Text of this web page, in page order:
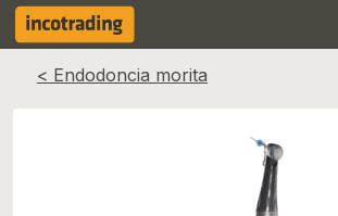
< Endodoncia morita